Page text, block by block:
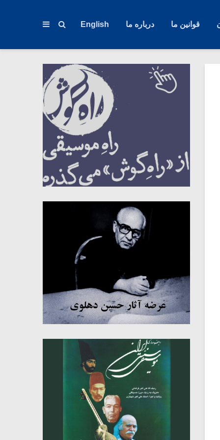
قوانین ما درباره ما English
میکلوش روژا